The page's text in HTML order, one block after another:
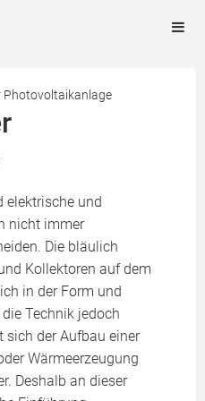
Photovoltaikanlage
elektrische und
nicht immer
Die bläulich
Kollektoren auf dem
in der Form und
Technik jedoch
sich der Aufbau einer
Wärmeerzeugung
Deshalb an dieser